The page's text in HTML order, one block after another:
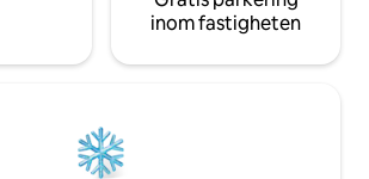
inom fastigheten